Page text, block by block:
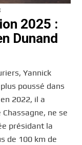
2025 :
Dunand
Yannick
poussé dans
2022, il a
ne se
présidant la
de 100 km de